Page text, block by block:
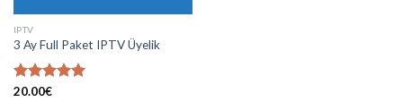
IPTV
3 Ay Full Paket IPTV Üyelik
5 üzerinden
20.00€